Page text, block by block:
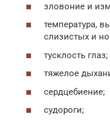
зловоние и
температура,
слизистых и
тусклость глаз;
тяжелое
сердцебиение;
судороги;